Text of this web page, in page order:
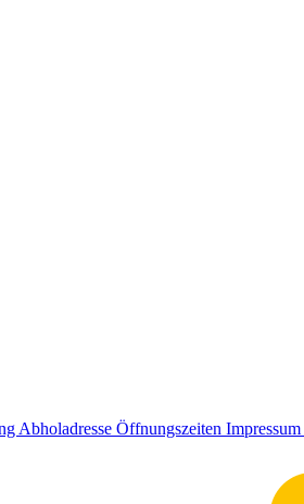
Abholadresse Öffnungszeiten Impressum